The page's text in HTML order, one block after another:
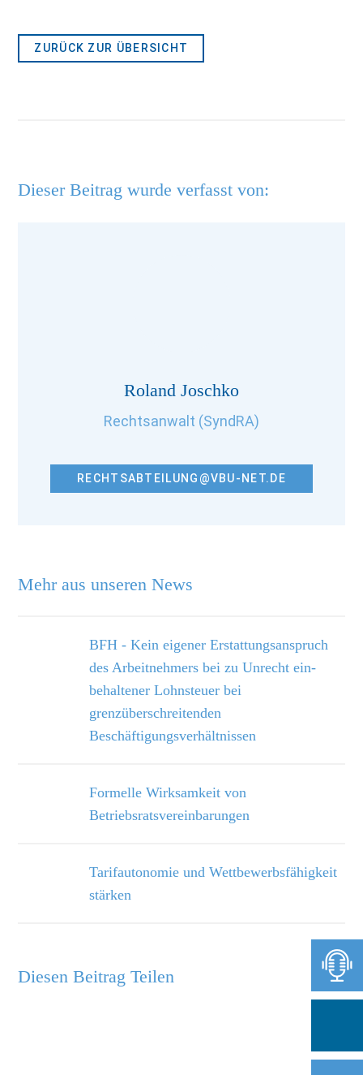
ZURÜCK ZUR ÜBERSICHT
Mehr aus unseren News
BFH - Kein eigener Erstattungsanspruch
des Arbeitnehmers bei zu Unrecht ein­
behaltener Lohnsteuer bei
grenzüberschreitenden
Beschäftigungsverhältnissen
Formelle Wirksamkeit von
Betriebsratsvereinbarungen
Tarifautonomie und Wettbewerbsfähigkeit
stärken
Dieser Beitrag wurde verfasst von:
Roland Joschko
Rechtsanwalt (SyndRA)
RECHTSABTEILUNG@VBU-NET.DE
Diesen Beitrag Teilen